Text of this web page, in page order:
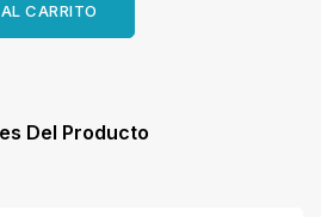
CARRITO
Del Producto